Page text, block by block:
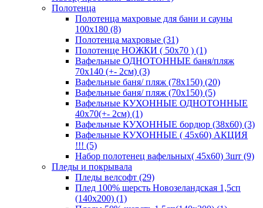
Полотенца
Полотенца махровые для бани и сауны
100х180 (8)
Полотенца махровые (31)
Полотенце НОЖКИ ( 50х70 ) (1)
Вафельные ОДНОТОННЫЕ баня/пляж
70х140 (+- 2см) (3)
Вафельные баня/ пляж (78х150) (20)
Вафельные баня/ пляж (70х150) (5)
Вафельные КУХОННЫЕ ОДНОТОННЫЕ
40х70(+- 2см) (1)
Вафельные КУХОННЫЕ бордюр (38х60) (3)
Вафельные КУХОННЫЕ ( 45х60) АКЦИЯ
!!! (5)
Набор полотенец вафельных( 45х60) 3шт (9)
Пледы и покрывала
Пледы велсофт (29)
Плед 100% шерсть Новозеландская 1,5сп
(140х200) (1)